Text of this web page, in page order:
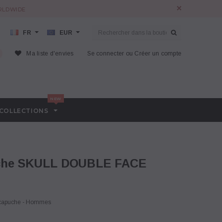
EUR
FR
Ma liste d'envies Se connecter ou Créer un compte
COLLECTIONS
SKULL DOUBLE FACE
- Hommes